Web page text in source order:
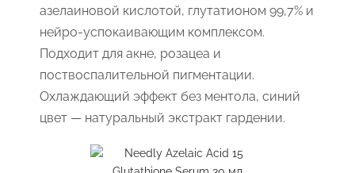
азелаиновой кислотой, глутатионом 99,7% и
нейро-успокаивающим комплексом.
Подходит для акне, розацеа и
поствоспалительной пигментации.
Охлаждающий эффект без ментола, синий
цвет — натуральный экстракт гардении.